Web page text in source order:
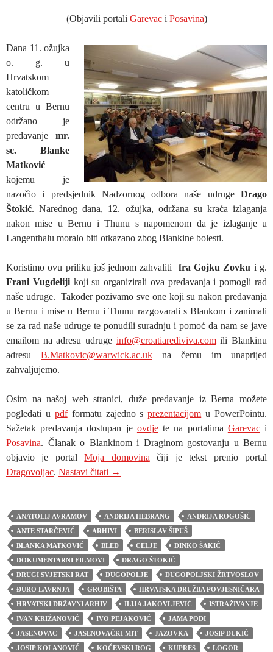
(Objavili portali Garevaci Posavina)
Dana 11. ožujka
o. g. u
Hrvatskom
katoličkom
centru u Bernu
održano je
predavanje mr.
sc. Blanke
Matković
kojemu je
nazočio i predsjednik Nadzornog odbora naše udruge Drago
Štokić. Narednog dana, 12. ožujka, održana su kraća izlaganja
nakon mise u Bernu i Thunu s napomenom da je izlaganje u
Langenthalu moralo biti otkazano zbog Blankine bolesti.
Koristimo ovu priliku još jednom zahvaliti fra Gojku Zovku i g.
Frani Vugdelijikoji su organizirali ova predavanja i pomogli rad
naše udruge. Također pozivamo sve one koji su nakon predavanja
u Bernu i mise u Bernu i Thunu razgovarali s Blankom i zanimali
se za rad naše udruge te ponudili suradnju i pomoć da nam se jave
emailom na adresu udruge info@croatiarediviva.comili Blankinu
adresu B.Matkovic@warwick.ac.uk na čemu im unaprijed
zahvaljujemo.
Osim na našoj web stranici, duže predavanje iz Berna možete
pogledati u pdfformatu zajedno sprezentacijom u PowerPointu.
Sažetak predavanja dostupan je ovdjete na portalima Garevaci
Posavina. Članak o Blankinom i Draginom gostovanju u Bernu
objavio je portalMoja domovina čiji je tekst prenio portal
Dragovoljac. Nastavi čitati PREDAVANJE BLANKE MATKOVIĆ
→
ANATOLIJ AVRAMOV ANDRIJA HEBRANG
ANDRIJA ROGOŠIĆ
ANTE STARČEVIĆ
ARHIVI
BERISLAV ŠIPUŠ
BLANKA MATKOVIĆ
BLED CELJE
DINKO ŠAKIĆ
DOKUMENTARNI FILMOVI
DRAGO ŠTOKIĆ
DRUGI SVJETSKI RAT
DUGOPOLJE
DUGOPOLJSKI ŽRTVOSLOV
ĐURO LAVRNJA
GROBIŠTA
HRVATSKA DRUŽBA POVJESNIČARA
HRVATSKI DRŽAVNI ARHIV
ILIJA JAKOVLJEVIĆ
ISTRAŽIVANJE
IVAN KRIŽANOVIĆ
IVO PEJAKOVIĆ
JAMA PODI
JASENOVAC
JASENOVAČKI MIT JAZOVKA
JOSIP DUKIĆ
JOSIP KOLANOVIĆ
KOČEVSKI ROG KUPRES
LOGOR